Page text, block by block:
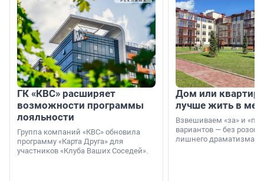
ГК «КВС» расширяет
возможности программы
лояльности
Группа компаний «КВС» обновила
программу «Карта Друга» для
участников «Клуба Ваших Соседей».
Дом или
лучше жить в
Взвешиваем «за» и
вариантов — без
лишнего драматизма.